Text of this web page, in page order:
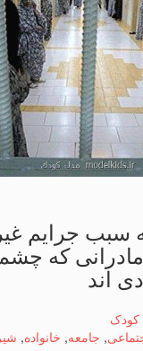
جرایم غیرعمد
که چشم
,خانواده, شیر